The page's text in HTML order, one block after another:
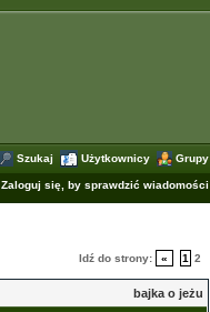
Szukaj Użytkownicy Grupy
Zaloguj się, by sprawdzić wiadomości
Idź do strony: « 1 2
bajka o jeżu